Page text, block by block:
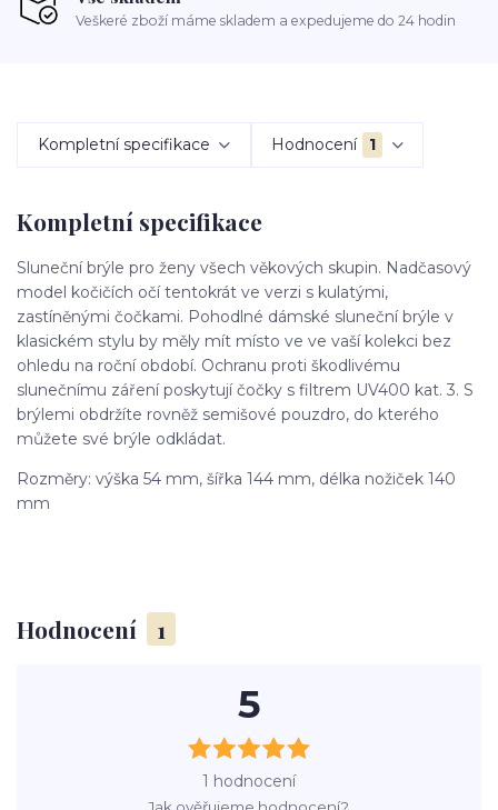
Veškeré zboží máme skladem a expedujeme do 24 hodin
Kompletní specifikace Hodnocení 1
Kompletní specifikace
Sluneční brýle pro ženy všech věkových skupin. Nadčasový
model kočičích očí tentokrát ve verzi s kulatými,
zastíněnými čočkami. Pohodlné dámské sluneční brýle v
klasickém stylu by měly mít místo ve ve vaší kolekci bez
ohledu na roční období. Ochranu proti škodlivému
slunečnímu záření poskytují čočky s filtrem UV400 kat. 3. S
brýlemi obdržíte rovněž semišové pouzdro, do kterého
můžete své brýle odkládat.
Rozměry: výška 54 mm, šířka 144 mm, délka nožiček 140
mm
Hodnocení 1
5
1 hodnocení